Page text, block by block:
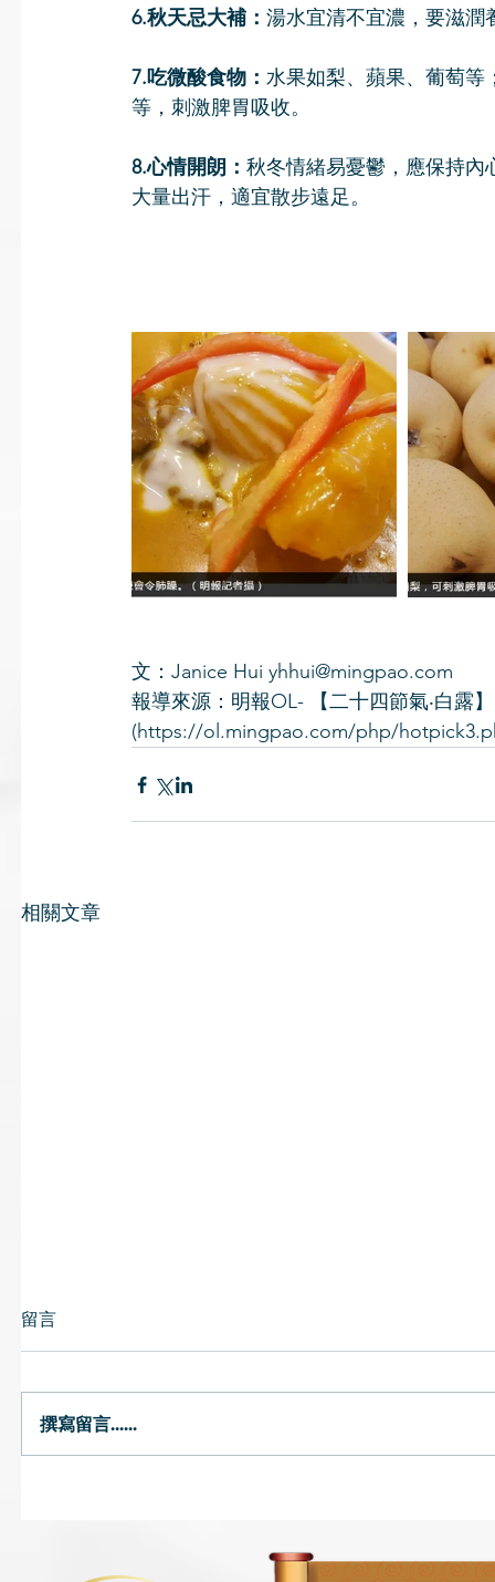
6.秋天忌大補： 湯水宜清不宜濃，要滋潤
7.吃微酸食物： 水果如梨、蘋果、葡萄等
等，刺激脾胃吸收。
8.心情開朗： 秋冬情緒易憂鬱，應保持內
大量出汗，適宜散步遠足。
文：Janice Hui yhhui@mingpao.com
報導來源：明報OL- 【二十四節氣‧白露
(https://ol.mingpao.com/php/
相關文章
乾羅漢果清熱潤肺
羅漢果茶
留言
撰寫留言......